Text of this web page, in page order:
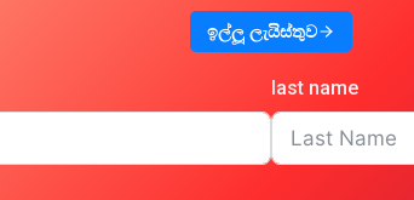
ඉල්ලූ ලැයිස්තුව
last name